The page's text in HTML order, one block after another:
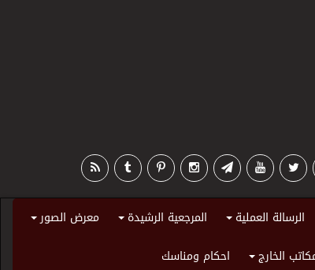
الرسالة العملية المرجعية الرشيدة معرض الصور
الخارج احكام ومناسك